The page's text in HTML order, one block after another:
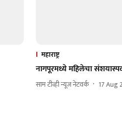
महाराष्ट्र
नागपूरमध्ये महिलेचा
साम टीव्ही न्यूज नेटवर्क 17 Aug